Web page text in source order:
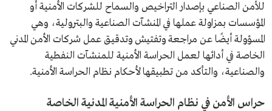
للأمن الصناعي بإصدار التراخيص والسماح للشركات الأمنية أو
المؤسسات بمزاولة عملها في المنشآت الصناعية والبترولية، وهي
المسؤولة أيضًا عن مراجعة وتفتيش وتدقيق عمل شركات الأمن المدني
الخاصة في أدائها لعمل الحراسة الأمنية للمنشآت النفطية
والصناعية، والتأكد من تطبيقها لأحكام نظام الحراسة الأمنية.
حراس الأمن في نظام الحراسة الأمنية المدنية الخاصة